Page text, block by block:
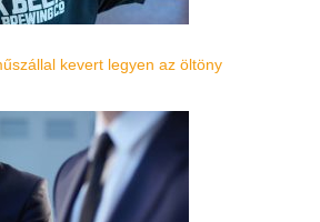
kevert legyen az öltöny